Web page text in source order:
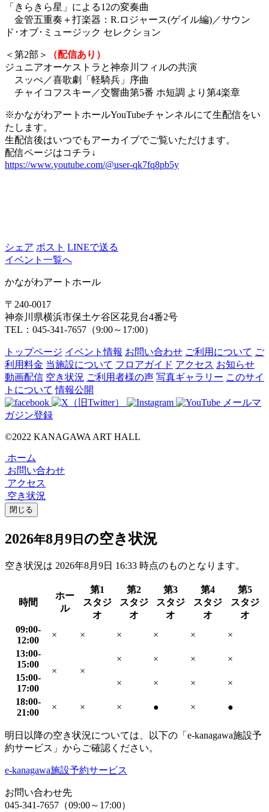
「きらきら星」による12の変奏曲
金管五重奏＋打楽器：R.ロジャース(ゲイル編)／サウン
ド･オブ･ミュージック セレクション
＜第2部＞
（配信あり）
ジュニアオーケストラと神奈川フィルの共演
スッぺ／喜歌劇「軽騎兵」序曲
チャイコフスキー／交響曲第5番 ホ短調 より第4楽章
※かながわアートホールYouTubeチャンネルにて生配信をい
たします。
生配信後はいつでもアーカイブでご覧いただけます。
配信ページはコチラ↓
https://www.youtube.com/@user-qk7fq8pb5y
シェア ポスト LINEで送る
イベント一覧へ
かながわアートホール
〒240-0017
神奈川県横浜市保土ケ谷区花見台4番2号
TEL：045-341-7657（9:00～17:00）
トップページ イベント情報 お問い合わせ ご利用について ご
利用料金 当施設について フロアガイド アクセス お知らせ
動画配信 空き状況 ご利用者様の声 写真ギャラリー このサイ
トについて 情報公開
メールマ
ガジン登録
©2022 KANAGAWA ART HALL
ホーム
お問い合わせ
アクセス
空き状況
閉じる
2026年8月 9 日 の空き状況
空き状況は 2026年8月9日 16:33 時点のものとなります。
時間
ホー
ル
第1
スタジ
オ
第2
スタジ
オ
第3
スタジ
オ
第4
スタジ
オ
第5
スタジ
オ
09:00-
12:00
× × × × ×
×
13:00-
15:00
× ×
× × ×
×
15:00-
17:00
× × ×
×
18:00-
21:00
× × × ● × ●
明日以降の空き状況については、以下の「e-kanagawa施設予
約サービス」からご確認ください。
e-kanagawa施設予約サービス
お問い合わせ先
045-341-7657（09:00～17:00）